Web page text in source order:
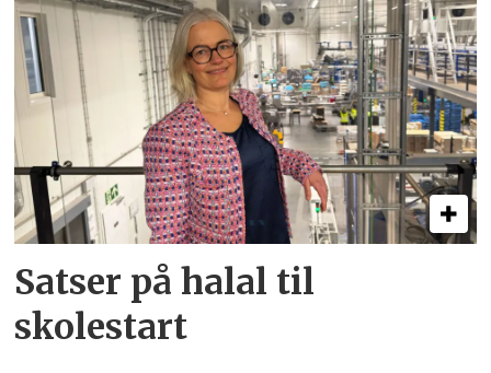
Satser på halal til
skolestart